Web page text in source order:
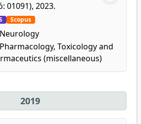
01091), 2023.
Scopus
Neurology
Pharmacology, Toxicology and
(miscellaneous)
2019